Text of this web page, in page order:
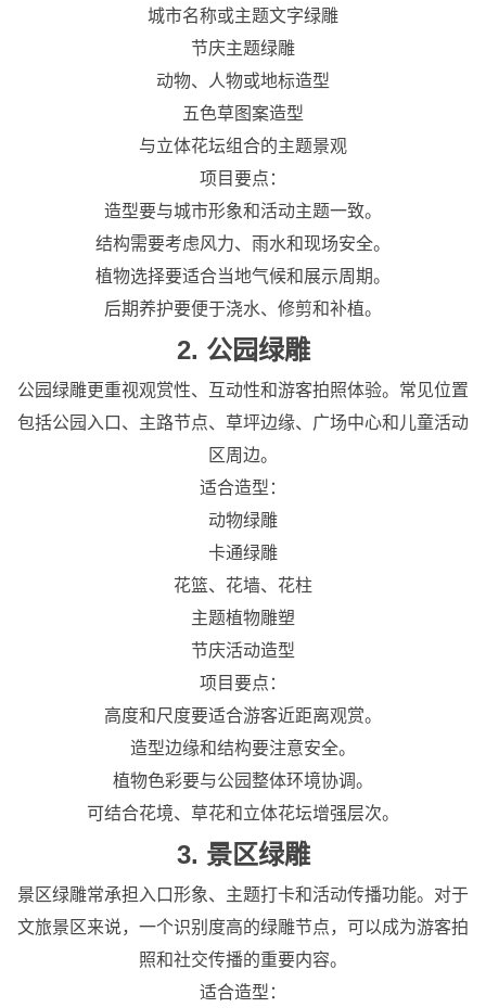
城市名称或主题文字绿雕
节庆主题绿雕
动物、人物或地标造型
五色草图案造型
与立体花坛组合的主题景观
项目要点：
造型要与城市形象和活动主题一致。
结构需要考虑风力、雨水和现场安全。
植物选择要适合当地气候和展示周期。
后期养护要便于浇水、修剪和补植。
2. 公园绿雕
公园绿雕更重视观赏性、互动性和游客拍照体验。常见位置
包括公园入口、主路节点、草坪边缘、广场中心和儿童活动
区周边。
适合造型：
动物绿雕
卡通绿雕
花篮、花墙、花柱
主题植物雕塑
节庆活动造型
项目要点：
高度和尺度要适合游客近距离观赏。
造型边缘和结构要注意安全。
植物色彩要与公园整体环境协调。
可结合花境、草花和立体花坛增强层次。
3. 景区绿雕
景区绿雕常承担入口形象、主题打卡和活动传播功能。对于
文旅景区来说，一个识别度高的绿雕节点，可以成为游客拍
照和社交传播的重要内容。
适合造型：